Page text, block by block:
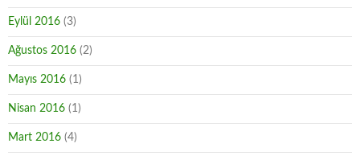
Eylül 2016 (3)
Ağustos 2016 (2)
Mayıs 2016 (1)
Nisan 2016 (1)
Mart 2016 (4)